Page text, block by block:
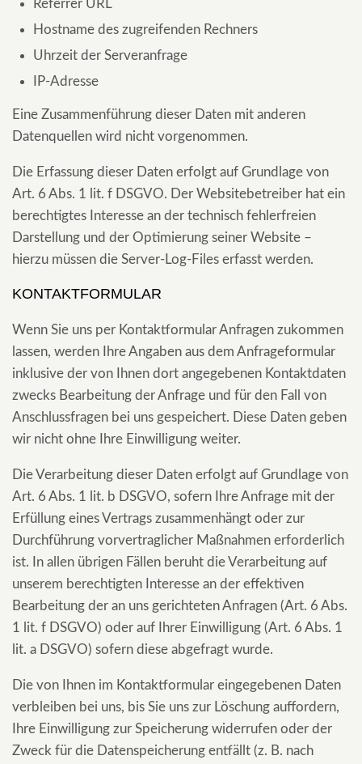
Referrer URL
Hostname des zugreifenden Rechners
Uhrzeit der Serveranfrage
IP-Adresse
Eine Zusammenführung dieser Daten mit anderen
Datenquellen wird nicht vorgenommen.
Die Erfassung dieser Daten erfolgt auf Grundlage von
Art. 6 Abs. 1 lit. f DSGVO. Der Websitebetreiber hat ein
berechtigtes Interesse an der technisch fehlerfreien
Darstellung und der Optimierung seiner Website –
hierzu müssen die Server-Log-Files erfasst werden.
KONTAKTFORMULAR
Wenn Sie uns per Kontaktformular Anfragen zukommen
lassen, werden Ihre Angaben aus dem Anfrageformular
inklusive der von Ihnen dort angegebenen Kontaktdaten
zwecks Bearbeitung der Anfrage und für den Fall von
Anschlussfragen bei uns gespeichert. Diese Daten geben
wir nicht ohne Ihre Einwilligung weiter.
Die Verarbeitung dieser Daten erfolgt auf Grundlage von
Art. 6 Abs. 1 lit. b DSGVO, sofern Ihre Anfrage mit der
Erfüllung eines Vertrags zusammenhängt oder zur
Durchführung vorvertraglicher Maßnahmen erforderlich
ist. In allen übrigen Fällen beruht die Verarbeitung auf
unserem berechtigten Interesse an der effektiven
Bearbeitung der an uns gerichteten Anfragen (Art. 6 Abs.
1 lit. f DSGVO) oder auf Ihrer Einwilligung (Art. 6 Abs. 1
lit. a DSGVO) sofern diese abgefragt wurde.
Die von Ihnen im Kontaktformular eingegebenen Daten
verbleiben bei uns, bis Sie uns zur Löschung auffordern,
Ihre Einwilligung zur Speicherung widerrufen oder der
Zweck für die Datenspeicherung entfällt (z. B. nach